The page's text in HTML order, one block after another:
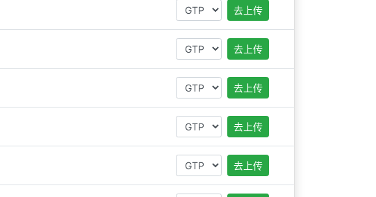
去上传
去上传
去上传
去上传
去上传